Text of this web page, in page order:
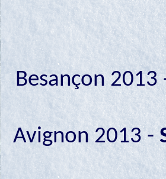
Besançon
Avignon 2013 -